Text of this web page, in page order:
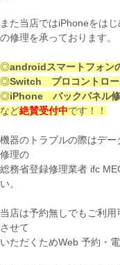
また当店ではiPhoneをは
の修理を承っております。
◎androidスマートフォン
◎Switch プロコントロー
◎iPhone バックパネル
など絶賛受付中です！！
機器のトラブルの際はデ
修理の
総務省登録修理業者 ifc
い。
当店は予約無しでもご利
させて
いただくためWeb 予約・